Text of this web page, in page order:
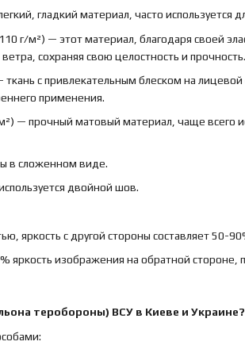
гладкий материал, часто используется
г/м²) — этот материал, благодаря своей
сохраняя свою целостность и прочность.
с привлекательным блеском на лицевой
применения.
— прочный матовый материал, чаще всего
в сложенном виде.
двойной шов.
яркость с другой стороны составляет 50-
яркость изображения на обратной стороне,
теробороны) ВСУв Киеве и Украине?